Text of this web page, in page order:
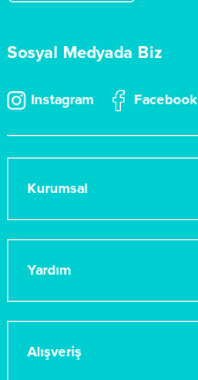
Sosyal Medyada Biz
Instagram Facebook
Kurumsal
Yardım
Alışveriş